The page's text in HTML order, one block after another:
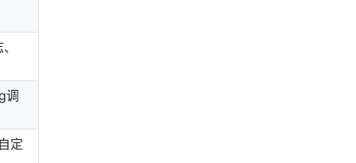
调
定